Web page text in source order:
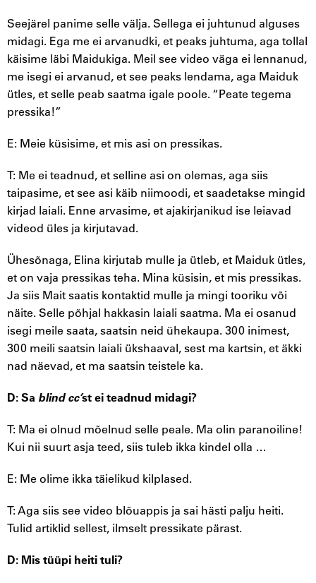
Seejärel panime selle välja. Sellega ei juhtunud alguses
midagi. Ega me ei arvanudki, et peaks juhtuma, aga tollal
käisime läbi Maidukiga. Meil see video väga ei lennanud,
me isegi ei arvanud, et see peaks lendama, aga Maiduk
ütles, et selle peab saatma igale poole. “Peate tegema
pressika!”
E: Meie küsisime, et mis asi on pressikas.
T: Me ei teadnud, et selline asi on olemas, aga siis
taipasime, et see asi käib niimoodi, et saadetakse mingid
kirjad laiali. Enne arvasime, et ajakirjanikud ise leiavad
videod üles ja kirjutavad.
Ühesõnaga, Elina kirjutab mulle ja ütleb, et Maiduk ütles,
et on vaja pressikas teha. Mina küsisin, et mis pressikas.
Ja siis Mait saatis kontaktid mulle ja mingi tooriku või
näite. Selle põhjal hakkasin laiali saatma. Ma ei osanud
isegi meile saata, saatsin neid ühekaupa. 300 inimest,
300 meili saatsin laiali ükshaaval, sest ma kartsin, et äkki
nad näevad, et ma saatsin teistele ka.
D: Sa blind cc’st ei teadnud midagi?
T: Ma ei olnud mõelnud selle peale. Ma olin paranoiline!
Kui nii suurt asja teed, siis tuleb ikka kindel olla …
E: Me olime ikka täielikud kilplased.
T: Aga siis see video blõuappis ja sai hästi palju heiti.
Tulid artiklid sellest, ilmselt pressikate pärast.
D: Mis tüüpi heiti tuli?